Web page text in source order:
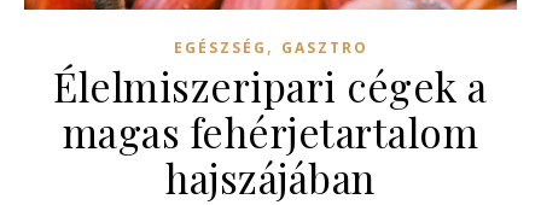
EGÉSZSÉG , GASZTRO
Élelmiszeripari cégek a
magas fehérjetartalom
hajszájában